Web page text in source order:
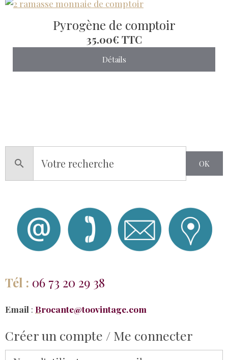
Pyrogène de comptoir
35.00€ TTC
Détails
OK
Tél : 06 73 20 29 38
Email : Brocante@toovintage.com
Créer un compte / Me connecter